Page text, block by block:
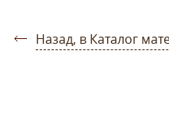
Назад, в Каталог